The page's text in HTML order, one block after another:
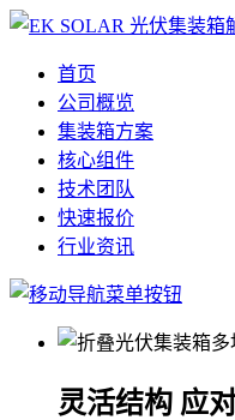
首页
公司概览
集装箱方案
核心组件
技术团队
快速报价
行业资讯
灵活结构 应